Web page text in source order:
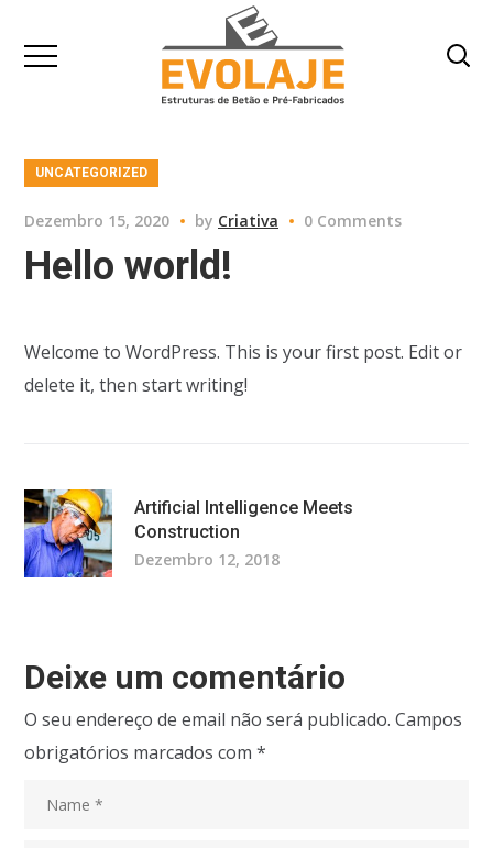
UNCATEGORIZED
Dezembro 15, 2020 by Criativa 0 Comments
Hello world!
Welcome to WordPress. This is your first post. Edit or
delete it, then start writing!
Artificial Intelligence Meets
Construction
Dezembro 12, 2018
Deixe um comentário
O seu endereço de email não será publicado. Campos
obrigatórios marcados com*